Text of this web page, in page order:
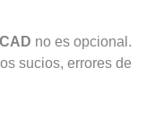
no es opcional.
sucios, errores de